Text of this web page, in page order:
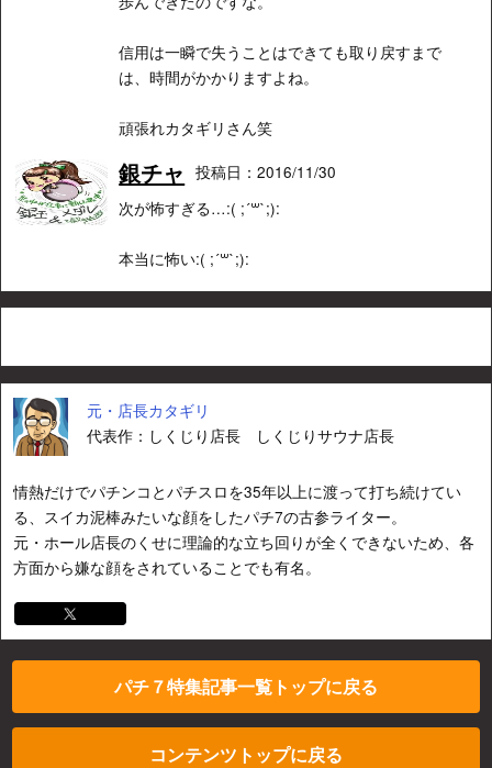
信用は一瞬で失うことはできても取り戻すまで
は、時間がかかりますよね。
頑張れカタギリさん笑
銀チャ
投稿日：2016/11/30
次が怖すぎる…:( ;´꒳`;):
本当に怖い:( ;´꒳`;):
元・店長カタギリ
代表作：しくじり店長 しくじりサウナ店長
情熱だけでパチンコとパチスロを35年以上に渡って打ち続けてい
る、スイカ泥棒みたいな顔をしたパチ7の古参ライター。
元・ホール店長のくせに理論的な立ち回りが全くできないため、各
方面から嫌な顔をされていることでも有名。
パチ７特集記事一覧トップに戻る
コンテンツトップに戻る